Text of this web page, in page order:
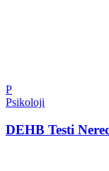
P
Psikoloji
DEHB Testi